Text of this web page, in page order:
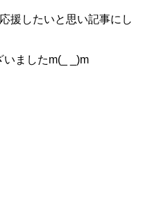
援したいと思い記事にし
ましたm(_ _)m